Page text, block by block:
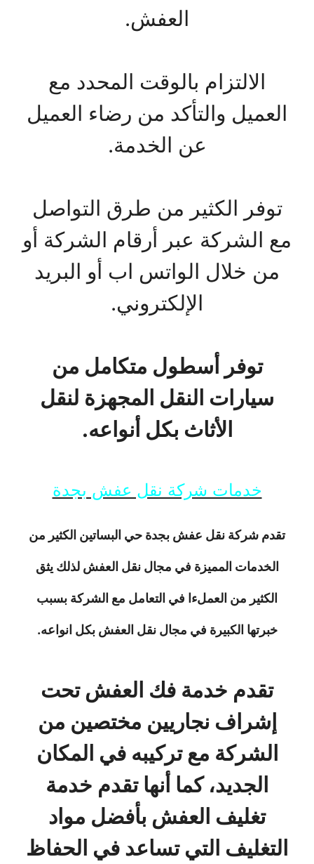
العفش.
الالتزام بالوقت المحدد مع
العميل والتأكد من رضاء العميل
عن الخدمة.
توفر الكثير من طرق التواصل
مع الشركة عبر أرقام الشركة أو
من خلال الواتس اب أو البريد
الإلكتروني.
توفر أسطول متكامل من
سيارات النقل المجهزة لنقل
الأثاث بكل أنواعه.
خدمات شركة نقل عفش بجدة
تقدم شركة نقل عفش بجدة حي البساتين الكثير من
الخدمات المميزة في مجال نقل العفش لذلك يثق
الكثير من العملءا في التعامل مع الشركة بسبب
خبرتها الكبيرة في مجال نقل العفش بكل انواعه.
تقدم خدمة فك العفش تحت
إشراف نجاريين مختصين من
الشركة مع تركيبه في المكان
الجديد، كما أنها تقدم خدمة
تغليف العفش بأفضل مواد
التغليف التي تساعد في الحفاظ